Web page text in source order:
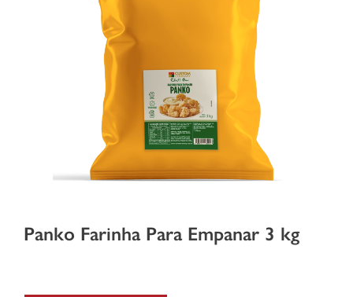
Panko Farinha Para Empanar 3 kg